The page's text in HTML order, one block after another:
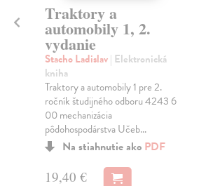
Traktory a
automobily 1, 2.
vydanie
Stacho Ladislav| Elektronická
kniha
Traktory a automobily 1 pre 2.
ročník študijného odboru 4243 6
00 mechanizácia
pôdohospodárstva Učeb...
Na stiahnutie ako PDF
19,40 €